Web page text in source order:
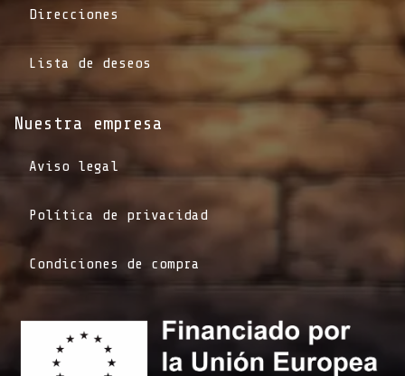
Direcciones
Lista de deseos
Nuestra empresa
Aviso legal
Política de privacidad
Condiciones de compra